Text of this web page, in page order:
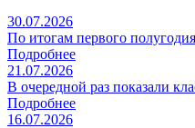
30.07.2026
По итогам первого
Подробнее
21.07.2026
В очередной раз показали
Подробнее
16.07.2026